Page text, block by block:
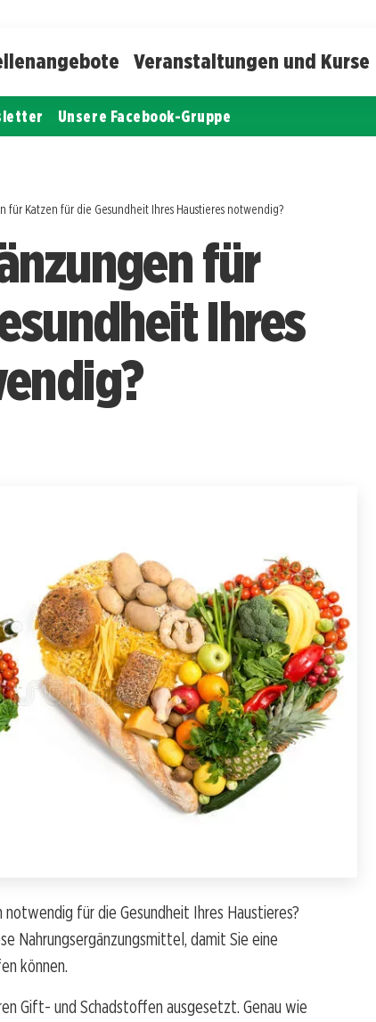
Veranstaltungen und Kurse
Unsere Facebook-Gruppe
für Katzen für die Gesundheit Ihres Haustieres notwendig?
für
Ihres
für die Gesundheit Ihres Haustieres?
Nahrungsergänzungsmittel, damit Sie eine
können.
Gift- und Schadstoffen ausgesetzt. Genau wie